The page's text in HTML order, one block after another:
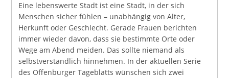
Eine lebenswerte Stadt ist eine Stadt, in der sich
Menschen sicher fühlen – unabhängig von Alter,
Herkunft oder Geschlecht. Gerade Frauen berichten
immer wieder davon, dass sie bestimmte Orte oder
Wege am Abend meiden. Das sollte niemand als
selbstverständlich hinnehmen. In der aktuellen Serie
des Offenburger Tageblatts wünschen sich zwei